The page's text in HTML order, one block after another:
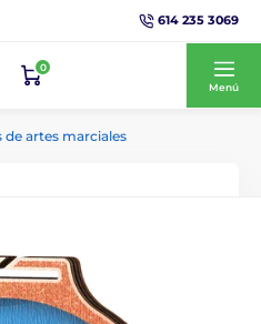
614 235 3069
0
Menú
de artes marciales